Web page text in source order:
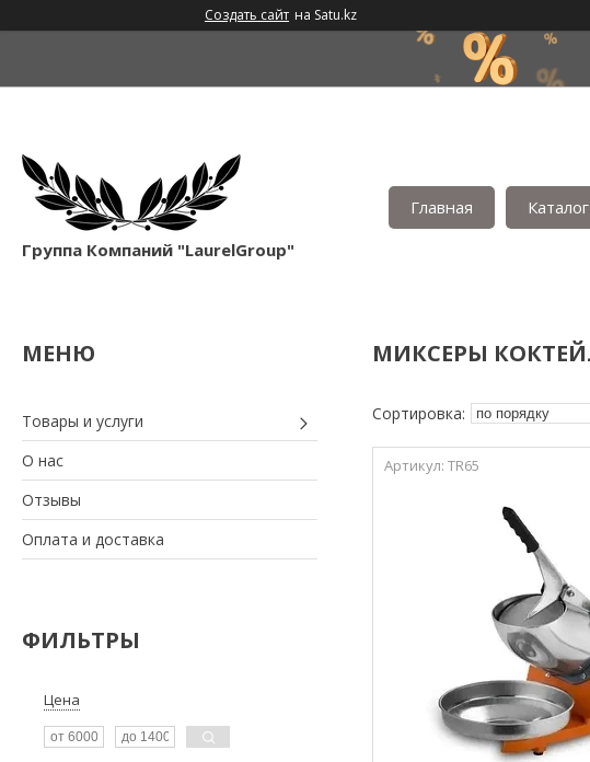
Создать сайт на Satu.kz
Группа Компаний "LaurelGroup"
Главная Каталог
Товары и услуги
О нас
Отзывы
Оплата и доставка
ФИЛЬТРЫ
Цена
МИКСЕРЫ
TR65